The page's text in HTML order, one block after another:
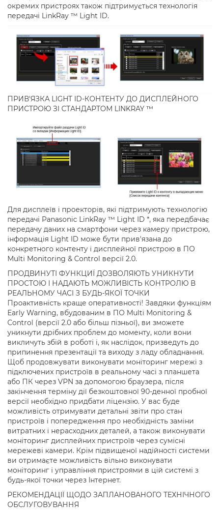
окремих пристроях також підтримується технологія
передачі LinkRay ™ Light ID.
ПРИВ'ЯЗКА LIGHT ID-КОНТЕНТУ ДО ДИСПЛЕЙНОГО
ПРИСТРОЮ ЗІ СТАНДАРТОМ LINKRAY ™
Для дисплеїв і проекторів, які підтримують технологію
передачі Panasonic LinkRay ™ Light ID *, яка передбачає
передачу даних на смартфони через камеру пристрою,
інформація Light ID може бути прив'язана до
конкретного контенту і дисплейної пристрою в ПО
Multi Monitoring & Control версії 2.0.
ПРОДВИНУТІ ФУНКЦИЇ ДОЗВОЛЯЮТЬ УНИКНУТИ
ПРОСТОЮ І НАДАЮТЬ МОЖЛИВІСТЬ КОНТРОЛЮ В
РЕАЛЬНОМУ ЧАСІ З БУДЬ-ЯКОЇ ТОЧКИ
Проактивність краще оперативності! Завдяки функціям
Early Warning, вбудованим в ПО Multi Monitoring &
Control (версії 2.0 або більш пізньої), ви зможете
уникнути дрібних проблем до моменту, коли вони
викличуть збій в роботі і, як наслідок, призведуть до
припинення презентації та виходу з ладу обладнання.
Щоб продовжувати виконувати моніторинг мережі з
підключених пристроїв в реальному часі з планшета
або ПК через VPN за допомогою браузера, після
закінчення терміну дії безкоштовної 90-денної пробної
версії необхідно придбати ліцензію. У вас буде
можливість отримувати детальні звіти про стан
пристроїв і попередження про необхідність заміни
витратних і нерасходних деталей, а також виконувати
моніторинг дисплейних пристроїв через сумісні
мережеві камери. Крім підвищеної надійності системи
ви отримаєте можливість вільно виконувати
моніторинг і управління пристроями в цій системі з
будь-якої точки через Інтернет.
РЕКОМЕНДАЦІЇ ЩОДО ЗАПЛАНОВАНОГО ТЕХНІЧНОГО
ОБСЛУГОВУВАННЯ